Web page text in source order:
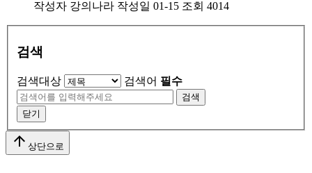
작성자 강의나라 작성일 01-15 조회 4014
검색
검색대상 검색어 필수
검색
닫기
arrow_upward 상단으로